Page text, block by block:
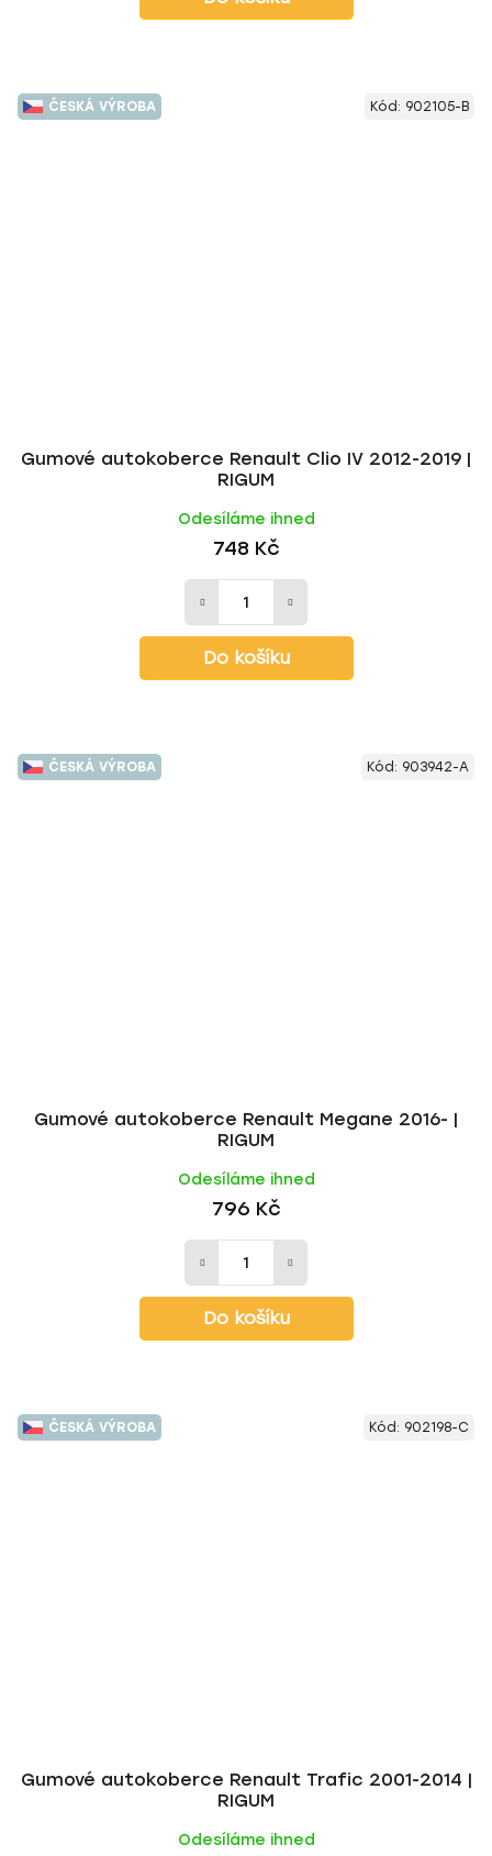
ČESKÁ VÝROBA
Gumové autokoberce Renault Clio IV 2012-2019 |
RIGUM
Odesíláme ihned
748 Kč
Do košíku
Kód: 902105-B
ČESKÁ VÝROBA
Gumové autokoberce Renault Megane 2016- |
RIGUM
Odesíláme ihned
796 Kč
Do košíku
Kód: 903942-A
ČESKÁ VÝROBA
Gumové autokoberce Renault Trafic 2001-2014 |
RIGUM
Odesíláme ihned
Kód: 902198-C